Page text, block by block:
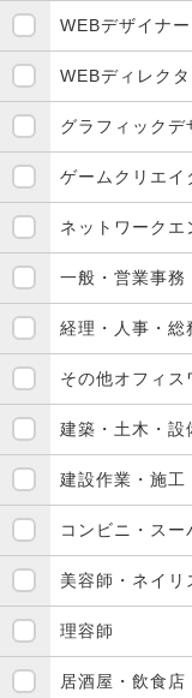
WEBデザイナ
WEBディレク
グラフィック
ゲームクリエイ
ネットワークエ
一般・営業事務
経理・人事・総
その他オフィス
建築・土木・設
建設作業・施工
コンビニ・スー
美容師・ネイリ
理容師
居酒屋・飲食店